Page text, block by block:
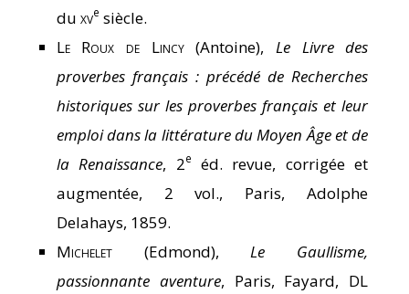
du xve siècle.
Le Roux de Lincy(Antoine), Le Livre des
proverbes français : précédé de Recherches
historiques sur les proverbes français et leur
emploi dans la littérature du Moyen Âge et de
la Renaissance, 2e
éd. revue, corrigée et
augmentée, 2 vol., Paris, Adolphe
Delahays, 1859.
Michelet(Edmond), Le Gaullisme,
passionnante aventure, Paris, Fayard, DL